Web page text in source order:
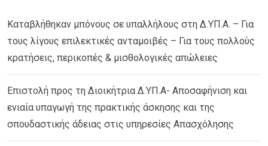
Καταβλήθηκαν μπόνους σε υπαλλήλους στη Δ.ΥΠ.Α. – Για
τους λίγους επιλεκτικές ανταμοιβές – Για τους πολλούς
κρατήσεις, περικοπές & μισθολογικές απώλειες
Επιστολή προς τη Διοικήτρια Δ.ΥΠ.Α- Αποσαφήνιση και
ενιαία υπαγωγή της πρακτικής άσκησης και της
σπουδαστικής άδειας στις υπηρεσίες Απασχόλησης